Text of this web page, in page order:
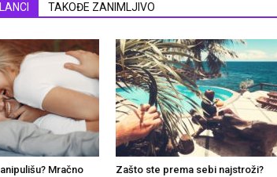
TAKOĐE ZANIMLJIVO
Mračno
Zašto ste prema sebi najstroži?